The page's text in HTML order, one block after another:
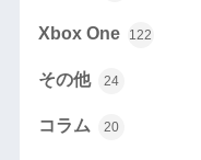
Xbox One 122
その他 24
コラム 20